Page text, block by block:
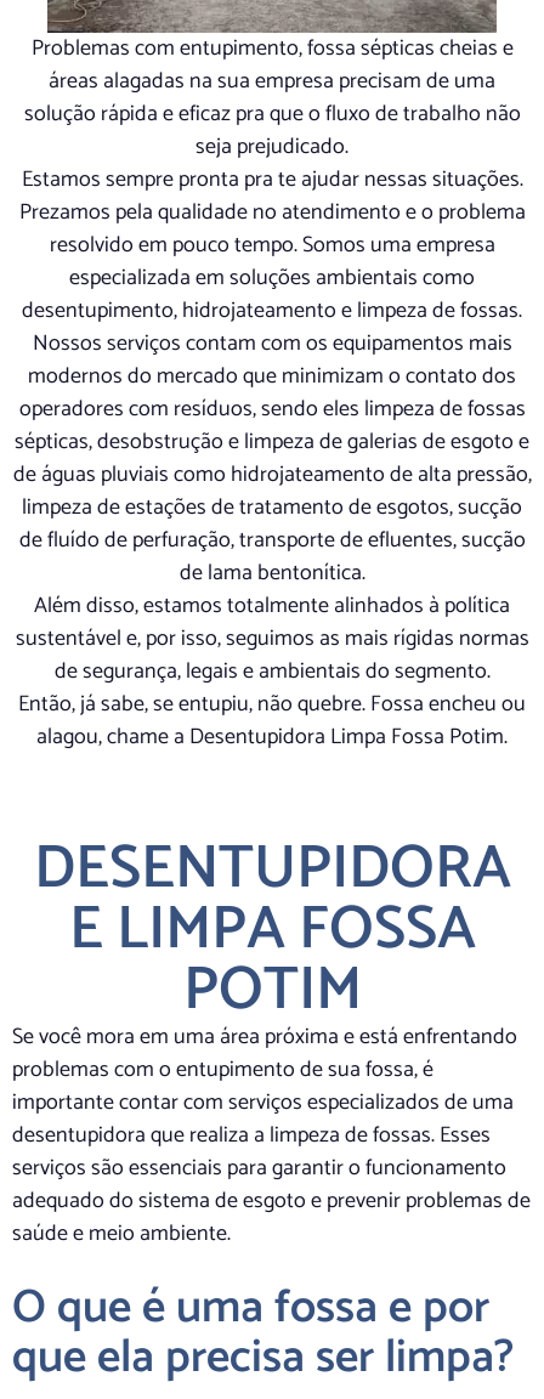
Problemas com entupimento, fossa sépticas cheias e
áreas alagadas na sua empresa precisam de uma
solução rápida e eficaz pra que o fluxo de trabalho não
seja prejudicado.
Estamos sempre pronta pra te ajudar nessas situações.
Prezamos pela qualidade no atendimento e o problema
resolvido em pouco tempo. Somos uma empresa
especializada em soluções ambientais como
desentupimento, hidrojateamento e limpeza de fossas.
Nossos serviços contam com os equipamentos mais
modernos do mercado que minimizam o contato dos
operadores com resíduos, sendo eles limpeza de fossas
sépticas, desobstrução e limpeza de galerias de esgoto e
de águas pluviais como hidrojateamento de alta pressão,
limpeza de estações de tratamento de esgotos, sucção
de fluído de perfuração, transporte de efluentes, sucção
de lama bentonítica.
Além disso, estamos totalmente alinhados à política
sustentável e, por isso, seguimos as mais rígidas normas
de segurança, legais e ambientais do segmento.
Então, já sabe, se entupiu, não quebre. Fossa encheu ou
alagou, chame a Desentupidora Limpa Fossa Potim.
DESENTUPIDORA
E LIMPA FOSSA
POTIM
Se você mora em uma área próxima e está enfrentando
problemas com o entupimento de sua fossa, é
importante contar com serviços especializados de uma
desentupidora que realiza a limpeza de fossas. Esses
serviços são essenciais para garantir o funcionamento
adequado do sistema de esgoto e prevenir problemas de
saúde e meio ambiente.
O que é uma fossa e por
que ela precisa ser limpa?